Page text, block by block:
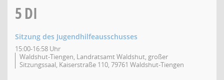
5DI
Sitzung des Jugendhilfeausschusses
15:00-16:58 Uhr
Waldshut-Tiengen, Landratsamt Waldshut, großer
Sitzungssaal, Kaiserstraße 110, 79761 Waldshut-Tiengen